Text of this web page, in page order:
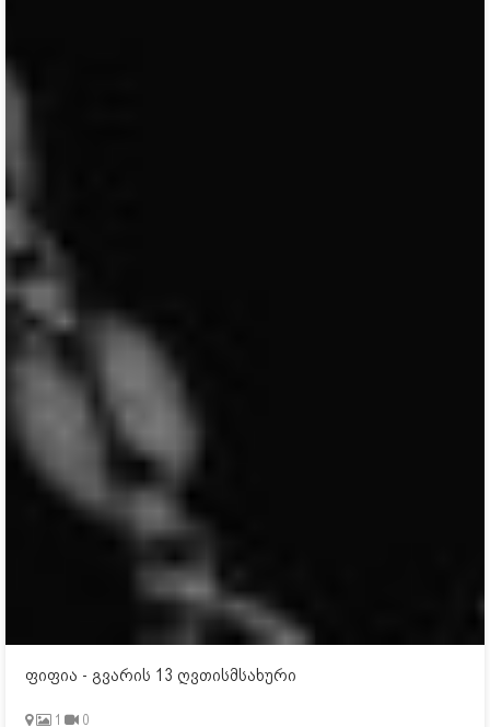
ფიფია - გვარის 13 ღვთისმსახური
1 0